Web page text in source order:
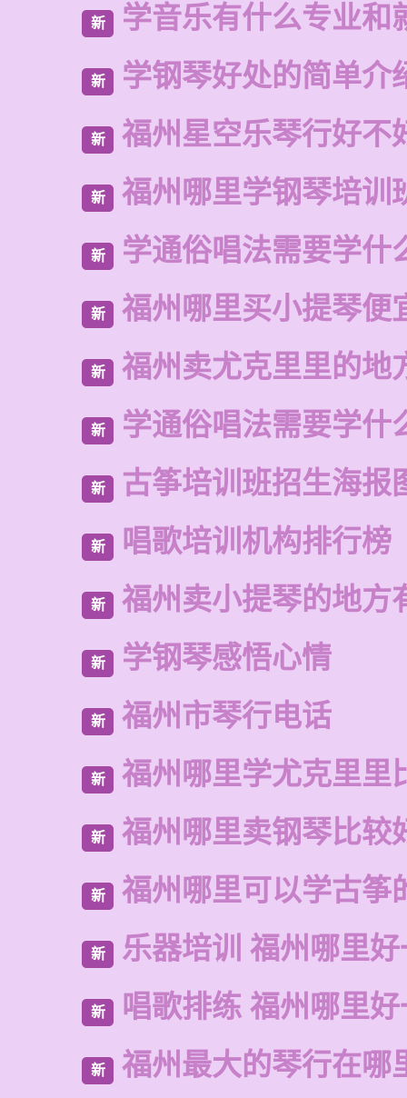
新 学音乐有什么专业和
新 学钢琴好处的简单介
新 福州星空乐琴行好不
新 福州哪里学钢琴培训
新 学通俗唱法需要学什
新 福州哪里买小提琴便
新 福州卖尤克里里的地
新 学通俗唱法需要学什
新 古筝培训班招生海报
新 唱歌培训机构排行榜
新 福州卖小提琴的地方
新 学钢琴感悟心情
新 福州市琴行电话
新 福州哪里学尤克里里
新 福州哪里卖钢琴比较
新 福州哪里可以学古筝
新 乐器培训 福州哪里
新 唱歌排练 福州哪里
新 福州最大的琴行在哪